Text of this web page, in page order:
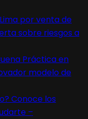
por venta de
sobre riesgos a
Práctica en
modelo de
Conoce los
–